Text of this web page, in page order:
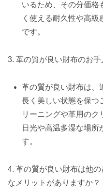
いるため、その分価格
く使える耐久性や高
です。
3. 革の質が良い財布のお
革の質が良い財布は、
長く美しい状態を保つ
リーニングや革用の
日光や高温多湿な場
す。
4. 革の質が良い財布は他
なメリットがありますか？